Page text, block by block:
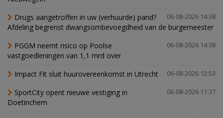
06-08-2026 14:38
Drugs aangetroffen in uw (verhuurde) pand?
Afdeling begrenst dwangsombevoegdheid van de burgemeester
06-08-2026 14:38
PGGM neemt risico op Poolse
vastgoedleningen van 1,1 mrd over
06-08-2026 12:53
Impact Fit sluit huurovereenkomst in Utrecht
06-08-2026 11:37
SportCity opent nieuwe vestiging in
Doetinchem